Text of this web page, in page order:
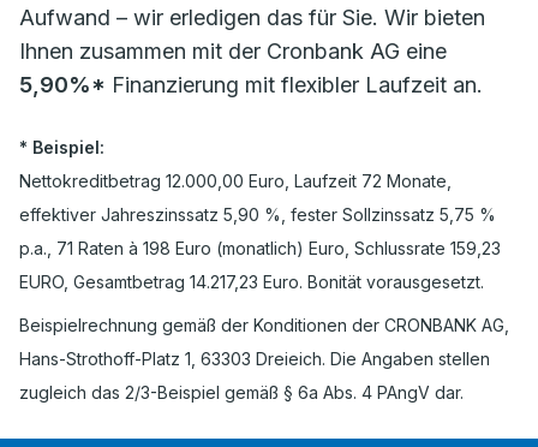
Aufwand – wir erledigen das für Sie. Wir bieten
Ihnen zusammen mit der Cronbank AG eine
5,90%* Finanzierung mit flexibler Laufzeit an.
* Beispiel:
Nettokreditbetrag 12.000,00 Euro, Laufzeit 72 Monate,
effektiver Jahreszinssatz 5,90 %, fester Sollzinssatz 5,75 %
p.a., 71 Raten à 198 Euro (monatlich) Euro, Schlussrate 159,23
EURO, Gesamtbetrag 14.217,23 Euro. Bonität vorausgesetzt.
Beispielrechnung gemäß der Konditionen der CRONBANK AG,
Hans-Strothoff-Platz 1, 63303 Dreieich. Die Angaben stellen
zugleich das 2/3-Beispiel gemäß § 6a Abs. 4 PAngV dar.